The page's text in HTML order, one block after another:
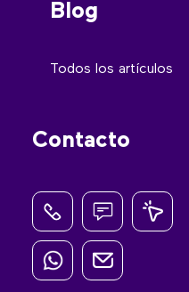
Blog
Todos los artículos
Contacto